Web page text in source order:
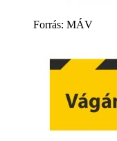
Forrás: MÁV